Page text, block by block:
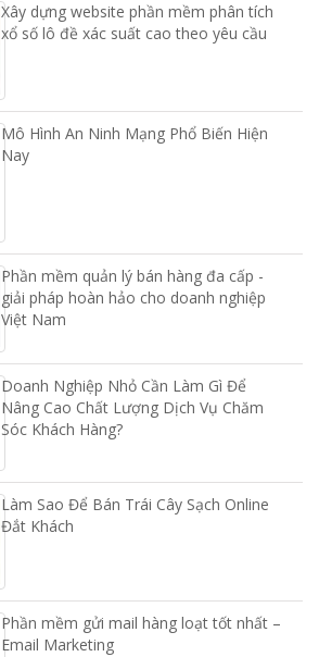
Xây dựng website phần mềm phân tích
xổ số lô đề xác suất cao theo yêu cầu
Mô Hình An Ninh Mạng Phổ Biến Hiện
Nay
Phần mềm quản lý bán hàng đa cấp -
giải pháp hoàn hảo cho doanh nghiệp
Việt Nam
Doanh Nghiệp Nhỏ Cần Làm Gì Để
Nâng Cao Chất Lượng Dịch Vụ Chăm
Sóc Khách Hàng?
Làm Sao Để Bán Trái Cây Sạch Online
Đắt Khách
Phần mềm gửi mail hàng loạt tốt nhất –
Email Marketing